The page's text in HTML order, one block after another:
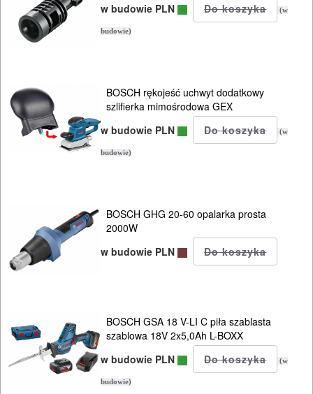
w budowie PLN
(w
budowie)
BOSCH rękojeść uchwyt dodatkowy
szlifierka mimośrodowa GEX
w budowie PLN
(w
budowie)
BOSCH GHG 20-60 opalarka prosta
2000W
w budowie PLN
BOSCH GSA 18 V-LI C piła szablasta
szablowa 18V 2x5,0Ah L-BOXX
w budowie PLN
(w
budowie)